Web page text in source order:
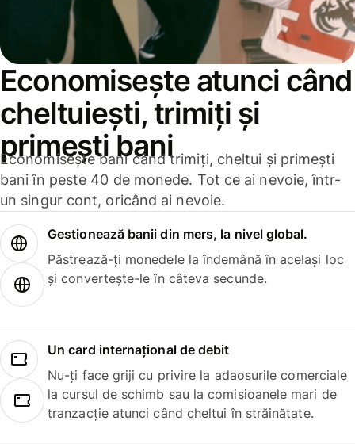
Economisește atunci când
cheltuiești, trimiți și
primești bani
Economisește bani când trimiți, cheltui și primești
bani în peste 40 de monede. Tot ce ai nevoie, într-
un singur cont, oricând ai nevoie.
Gestionează banii din mers, la nivel global.
Păstrează-ți monedele la îndemână în același loc
și convertește-le în câteva secunde.
Un card internațional de debit
Nu-ți face griji cu privire la adaosurile comerciale
la cursul de schimb sau la comisioanele mari de
tranzacție atunci când cheltui în străinătate.